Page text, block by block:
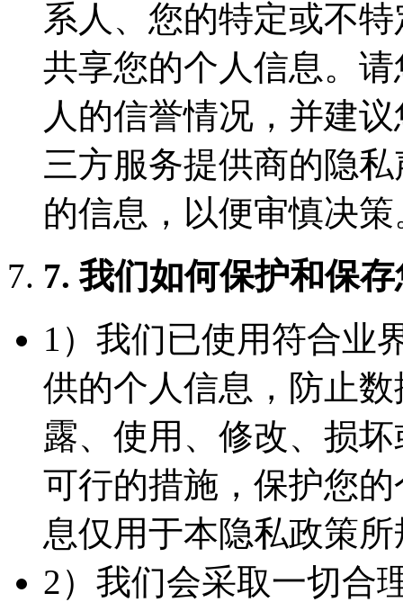
系人、您的特定或不
共享您的个人信息。
人的信誉情况，并建
三方服务提供商的隐
的信息，以便审慎决策
7. 我们如何保护和保
1）我们已使用符合业
供的个人信息，防止
露、使用、修改、损
可行的措施，保护您
息仅用于本隐私政策
2）我们会采取一切合